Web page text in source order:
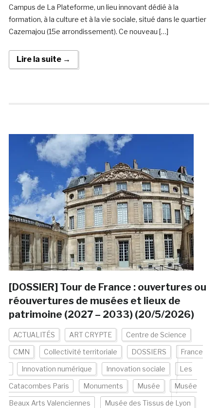
Campus de La Plateforme, un lieu innovant dédié à la
formation, à la culture et à la vie sociale, situé dans le quartier
Cazemajou (15e arrondissement). Ce nouveau […]
Lire la suite →
[DOSSIER] Tour de France : ouvertures ou
réouvertures de musées et lieux de
patrimoine (2027 – 2033) (20/5/2026)
ACTUALITÉS ART CRYPTE Centre de Science
CMN Collectivité territoriale DOSSIERS France
Innovation numérique Innovation sociale Les
Catacombes Paris Monuments Musée Musée
Beaux Arts Valenciennes Musée des Tissus de Lyon